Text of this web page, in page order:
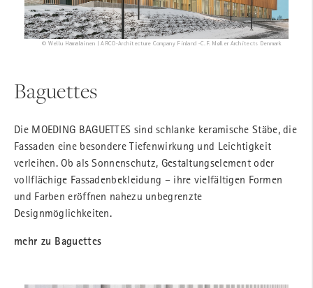
© Wellu Hämäläinen | ARCO-Architecture Company Finland -C.F. Møller Architects Denmark
Baguettes
Die MOEDING BAGUETTES sind schlanke keramische Stäbe, die
Fassaden eine besondere Tiefenwirkung und Leichtigkeit
verleihen. Ob als Sonnenschutz, Gestaltungselement oder
vollflächige Fassadenbekleidung – ihre vielfältigen Formen
und Farben eröffnen nahezu unbegrenzte
Designmöglichkeiten.
mehr zu Baguettes